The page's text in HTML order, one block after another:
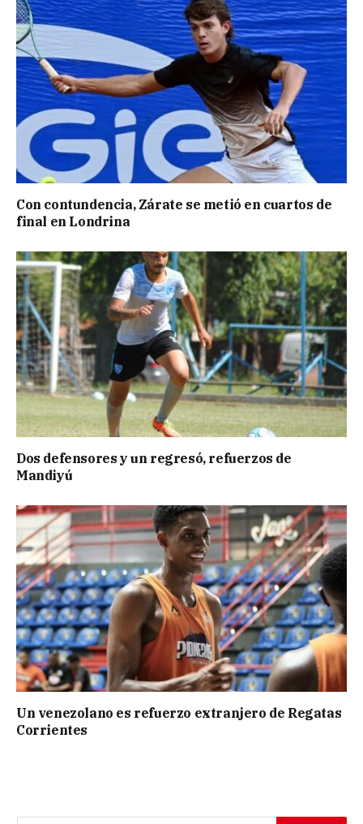
Con contundencia, Zárate se metió en cuartos de
final en Londrina
Dos defensores y un regresó, refuerzos de
Mandiyú
Un venezolano es refuerzo extranjero de Regatas
Corrientes